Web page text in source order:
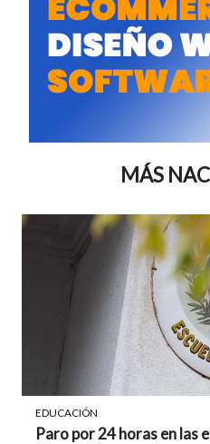
MÁS
EDUCACIÓN
Paro por 24 horas en las